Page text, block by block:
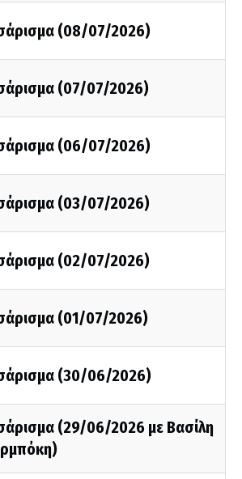
(08/07/2026)
(07/07/2026)
(06/07/2026)
(03/07/2026)
(02/07/2026)
(01/07/2026)
(30/06/2026)
(29/06/2026 με Βασίλη